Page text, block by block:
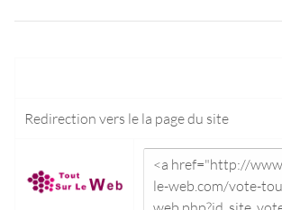
Redirection vers le la page du site